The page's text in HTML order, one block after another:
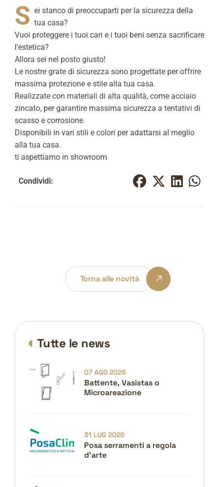
S ei stanco di preoccuparti per la sicurezza della
tua casa?
Vuoi proteggere i tuoi cari e i tuoi beni senza sacrificare
l'estetica?
Allora sei nel posto giusto!
Le nostre grate di sicurezza sono progettate per offrire
massima protezione e stile alla tua casa.
Realizzate con materiali di alta qualità, come acciaio
zincato, per garantire massima sicurezza a tentativi di
scasso e corrosione.
Disponibili in vari stili e colori per adattarsi al meglio
alla tua casa.
ti aspettiamo in showroom
Condividi:
Torna alle novità
Tutte le news
07 AGO 2026
Battente, Vasistas o
Microareazione
31 LUG 2026
Posa serramenti a regola
d'arte